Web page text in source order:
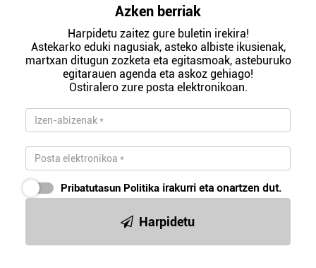
Azken berriak
Harpidetu zaitez gure buletin irekira!
Astekarko eduki nagusiak, asteko albiste ikusienak,
martxan ditugun zozketa eta egitasmoak, asteburuko
egitarauen agenda eta askoz gehiago!
Ostiralero zure posta elektronikoan.
Pribatutasun Politika irakurri eta onartzen dut.
Harpidetu